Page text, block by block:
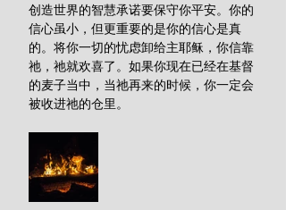
创造世界的智慧承诺要保守你平安。你的
信心虽小，但更重要的是你的信心是真
的。将你一切的忧虑卸给主耶稣，你信靠
祂，祂就欢喜了。如果你现在已经在基督
的麦子当中，当祂再来的时候，你一定会
被收进祂的仓里。